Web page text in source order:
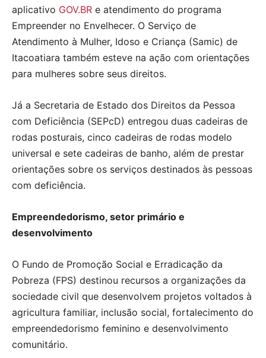
aplicativo GOV.BR e atendimento do programa
Empreender no Envelhecer. O Serviço de
Atendimento à Mulher, Idoso e Criança (Samic) de
Itacoatiara também esteve na ação com orientações
para mulheres sobre seus direitos.
Já a Secretaria de Estado dos Direitos da Pessoa
com Deficiência (SEPcD) entregou duas cadeiras de
rodas posturais, cinco cadeiras de rodas modelo
universal e sete cadeiras de banho, além de prestar
orientações sobre os serviços destinados às pessoas
com deficiência.
Empreendedorismo, setor primário e
desenvolvimento
O Fundo de Promoção Social e Erradicação da
Pobreza (FPS) destinou recursos a organizações da
sociedade civil que desenvolvem projetos voltados à
agricultura familiar, inclusão social, fortalecimento do
empreendedorismo feminino e desenvolvimento
comunitário.